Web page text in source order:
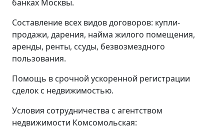
банках Москвы.
Составление всех видов договоров: купли-
продажи, дарения, найма жилого помещения,
аренды, ренты, ссуды, безвозмездного
пользования.
Помощь в срочной ускоренной регистрации
сделок с недвижимостью.
Условия сотрудничества с агентством
недвижимости Комсомольская: